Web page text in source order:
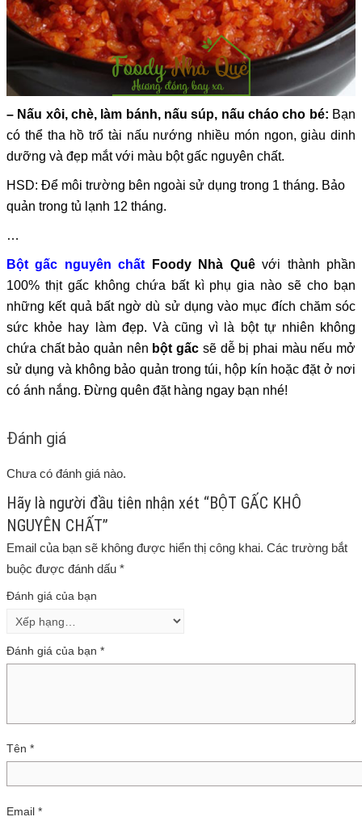
– Nấu xôi, chè, làm bánh, nấu súp, nấu cháo cho bé: Bạn
có thể tha hồ trổ tài nấu nướng nhiều món ngon, giàu dinh
dưỡng và đẹp mắt với màu bột gấc nguyên chất.
HSD: Để môi trường bên ngoài sử dụng trong 1 tháng. Bảo
quản trong tủ lạnh 12 tháng.
…
Bột gấc nguyên chất Foody Nhà Quêvới thành phần
100% thịt gấc không chứa bất kì phụ gia nào sẽ cho bạn
những kết quả bất ngờ dù sử dụng vào mục đích chăm sóc
sức khỏe hay làm đẹp. Và cũng vì là bột tự nhiên không
chứa chất bảo quản nên bột gấc sẽ dễ bị phai màu nếu mở
sử dụng và không bảo quản trong túi, hộp kín hoặc đặt ở nơi
có ánh nắng. Đừng quên đặt hàng ngay bạn nhé!
Đánh giá
Chưa có đánh giá nào.
Hãy là người đầu tiên nhận xét “BỘT GẤC KHÔ
NGUYÊN CHẤT”
Email của bạn sẽ không được hiển thị công khai. Các trường bắt
buộc được đánh dấu *
Đánh giá của bạn
Đánh giá của bạn *
Tên *
Email *